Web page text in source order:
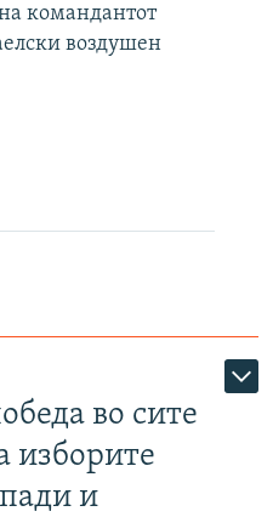
командантот
воздушен
во сите
изборите
и